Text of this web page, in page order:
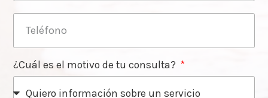
¿Cuál es el motivo de tu consulta?